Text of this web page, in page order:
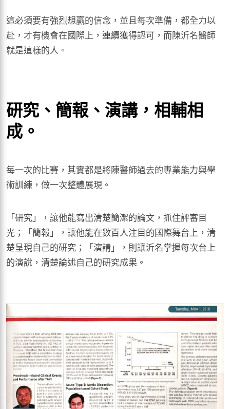
這必須要有強烈想贏的信念，並且每次準備，都全力以
赴，才有機會在國際上，連續獲得認可，而陳沂名醫師
就是這樣的人。
研究、簡報、演講，相輔相
成。
每一次的比賽，其實都是將陳醫師過去的專業能力與學
術訓練，做一次整體展現。
「研究」，讓他能寫出清楚簡潔的論文，抓住評審目
光；「簡報」，讓他能在數百人注目的國際舞台上，清
楚呈現自己的研究；「演講」，則讓沂名掌握每次台上
的演說，清楚論述自己的研究成果。